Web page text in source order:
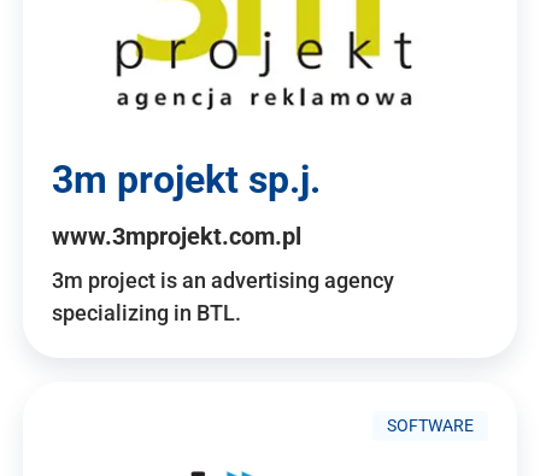
3m projekt sp.j.
www.3mprojekt.com.pl
3m project is an advertising agency
specializing in BTL.
SOFTWARE